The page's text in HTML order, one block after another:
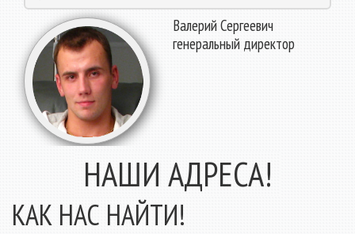
Валерий Сергеевич
генеральный директор
НАШИ АДРЕСА!
КАК НАС НАЙТИ!